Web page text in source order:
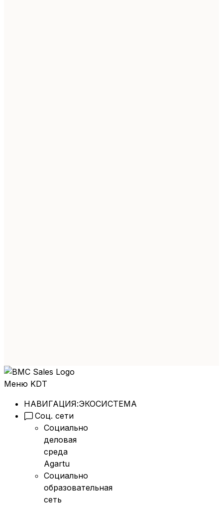
Меню KDT
НАВИГАЦИЯ:ЭКОСИСТЕМА
Соц. сети
Социально
деловая
среда
Agartu
Социально
образовательная
сеть